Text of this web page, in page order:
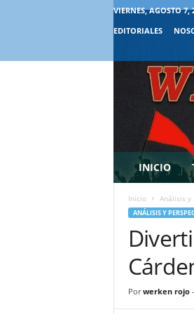
VIERNES, AGOSTO 7,
EDITORIALES
INICIO
Inicio Análisis y
ANÁLISIS Y
Por werken rojo-